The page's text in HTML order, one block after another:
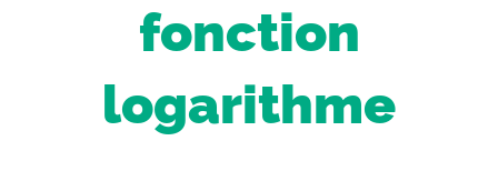
fonction
logarithme